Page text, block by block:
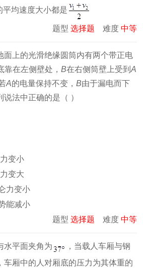
均速度大小都是
题型 选择题 难度 中等
面上的光滑绝缘圆筒内有两个带正电
靠在左侧壁处， B在右侧筒壁上受到 A
A的电量保持不变， B由于漏电而下
法中正确的是（ ）
变小
变大
力变小
能减小
题型 选择题 难度 中等
水平面夹角为
，当载人车厢与钢
车厢中的人对厢底的压力为其体重的